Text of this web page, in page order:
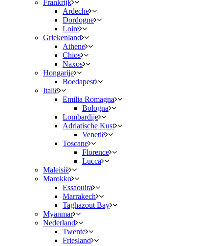
Frankrijk
Ardeche
Dordogne
Loire
Griekenland
Athene
Chios
Naxos
Hongarije
Boedapest
Italië
Emilia Romagna
Bologna
Lombardije
Adriatische Kust
Venetië
Toscane
Florence
Lucca
Maleisië
Marokko
Essaouira
Marrakech
Taghazout Bay
Myanmar
Nederland
Twente
Friesland